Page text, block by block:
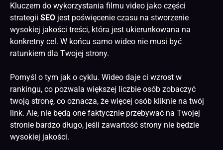
Kluczem do wykorzystania filmu video jako części
strategii SEO jest poświęcenie czasu na stworzenie
wysokiej jakości treści, która jest ukierunkowana na
konkretny cel. W końcu samo wideo nie musi być
ratunkiem dla Twojej strony.
Pomyśl o tym jak o cyklu. Wideo daje ci wzrost w
rankingu, co pozwala większej liczbie osób zobaczyć
twoją stronę, co oznacza, że więcej osób kliknie na twój
link. Ale, nie będą one faktycznie przebywać na Twojej
stronie bardzo długo, jeśli zawartość strony nie będzie
wysokiej jakości.